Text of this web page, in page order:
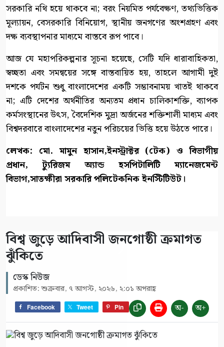
সরকারি নথি হয়ে থাকবে না; বরং নিয়মিত পর্যবেক্ষণ, তথ্যভিত্তিক
মূল্যায়ন, বেসরকারি বিনিয়োগ, স্থানীয় জনগণের অংশগ্রহণ এবং
দক্ষ ব্যবস্থাপনার মাধ্যমে বাস্তবে রূপ পাবে।
আজ যে মহাপরিকল্পনার সূচনা হয়েছে, সেটি যদি ধারাবাহিকতা,
স্বচ্ছতা এবং সমন্বয়ের সঙ্গে বাস্তবায়িত হয়, তাহলে আগামী দুই
দশকে পর্যটন শুধু বাংলাদেশের একটি সম্ভাবনাময় খাতই থাকবে
না; এটি দেশের অর্থনীতির অন্যতম প্রধান চালিকাশক্তি, ব্যাপক
কর্মসংস্থানের উৎস, বৈদেশিক মুদ্রা অর্জনের শক্তিশালী মাধ্যম এবং
বিশ্বদরবারে বাংলাদেশের নতুন পরিচয়ের ভিত্তি হয়ে উঠতে পারে।
লেখক: মো. মামুন হাসান,ইনস্ট্রাক্টর (টেক) ও বিভাগীয়
প্রধান, ট্যুরিজম অ্যান্ড হসপিটালিটি ম্যানেজমেন্ট
বিভাগ,সাতক্ষীরা সরকারি পলিটেকনিক ইনস্টিটিউট।
বিশ্ব জুড়ে আদিবাসী জনগোষ্ঠী ক্রমাগত
ঝুঁকিতে
ডেস্ক নিউজ
প্রকাশিত: শুক্রবার, ৭ আগস্ট, ২০২৬, ২:০১ অপরাহ্ণ
Facebook Tweet Pin অ- অ+